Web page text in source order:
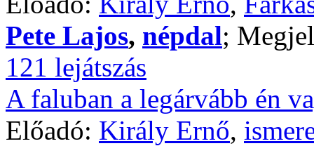
Pete Lajos, népdal;
121 lejátszás
A faluban a legárvább én
Előadó: Király Ernő,